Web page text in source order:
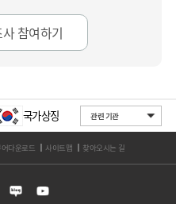
참여하기
국가상징
다운로드 사이트맵 찾아오시는 길